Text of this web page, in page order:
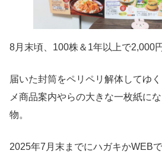
8月末頃、100株＆1年以上で2,000
届いた封筒をペリペリ解体してゆ
メ商品案内やらの大きな一枚紙に
物。
2025年7月末までにハガキかWEB